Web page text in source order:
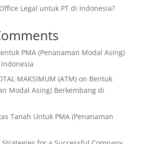
Legal untuk PT di Indonesia?
PMA (Penanaman Modal Asing)
MAKSIMUM (ATM)on Bentuk
Modal Asing) Berkembang di
Tanah Untuk PMA (Penanaman